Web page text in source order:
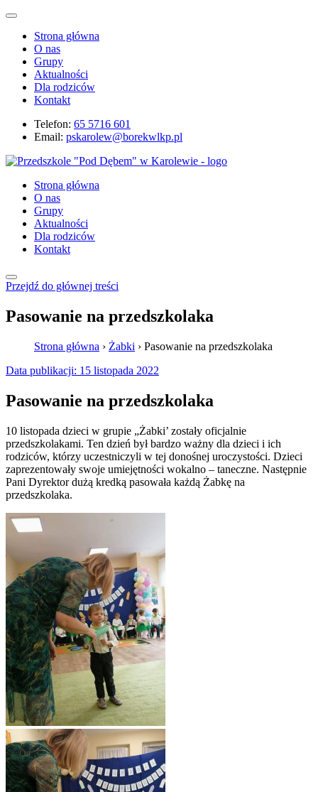
Strona główna
O nas
Grupy
Aktualności
Dla rodziców
Kontakt
Telefon: 65 5716 601
Email: pskarolew@borekwlkp.pl
Strona główna
O nas
Grupy
Aktualności
Dla rodziców
Kontakt
Przejdź do głównej treści
Pasowanie na przedszkolaka
Strona główna › Żabki › Pasowanie na przedszkolaka
Data publikacji: 15 listopada 2022
Pasowanie na przedszkolaka
10 listopada dzieci w grupie „Żabki’ zostały oficjalnie
przedszkolakami. Ten dzień był bardzo ważny dla dzieci i ich
rodziców, którzy uczestniczyli w tej donośnej uroczystości. Dzieci
zaprezentowały swoje umiejętności wokalno – taneczne. Następnie
Pani Dyrektor dużą kredką pasowała każdą Żabkę na
przedszkolaka.